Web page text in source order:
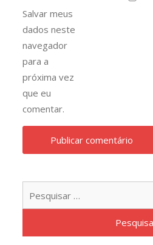
Salvar meus
dados neste
navegador
para a
próxima vez
que eu
comentar.